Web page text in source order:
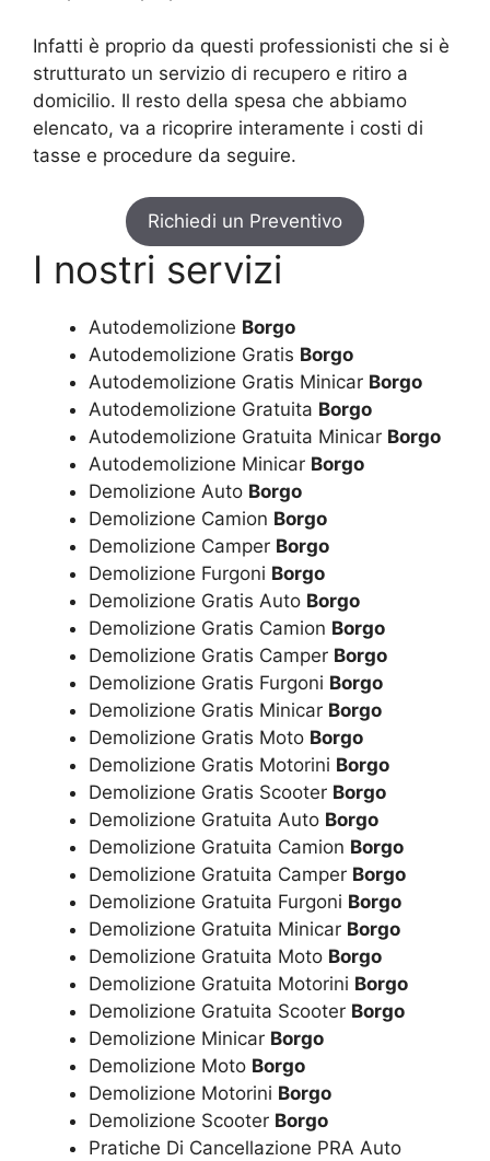
Infatti è proprio da questi professionisti che si è
strutturato un servizio di recupero e ritiro a
domicilio. Il resto della spesa che abbiamo
elencato, va a ricoprire interamente i costi di
tasse e procedure da seguire.
Richiedi un Preventivo
I nostri servizi
Autodemolizione Borgo
Autodemolizione Gratis Borgo
Autodemolizione Gratis Minicar Borgo
Autodemolizione Gratuita Borgo
Autodemolizione Gratuita Minicar Borgo
Autodemolizione Minicar Borgo
Demolizione Auto Borgo
Demolizione Camion Borgo
Demolizione Camper Borgo
Demolizione Furgoni Borgo
Demolizione Gratis Auto Borgo
Demolizione Gratis Camion Borgo
Demolizione Gratis Camper Borgo
Demolizione Gratis Furgoni Borgo
Demolizione Gratis Minicar Borgo
Demolizione Gratis Moto Borgo
Demolizione Gratis Motorini Borgo
Demolizione Gratis Scooter Borgo
Demolizione Gratuita Auto Borgo
Demolizione Gratuita Camion Borgo
Demolizione Gratuita Camper Borgo
Demolizione Gratuita Furgoni Borgo
Demolizione Gratuita Minicar Borgo
Demolizione Gratuita Moto Borgo
Demolizione Gratuita Motorini Borgo
Demolizione Gratuita Scooter Borgo
Demolizione Minicar Borgo
Demolizione Moto Borgo
Demolizione Motorini Borgo
Demolizione Scooter Borgo
Pratiche Di Cancellazione PRA Auto